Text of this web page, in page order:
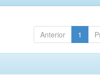
Anterior 1